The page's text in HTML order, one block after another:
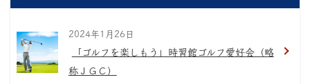
2024年1月26日
「ゴルフを楽しもう」時習館ゴルフ愛好会（略
称ＪＧＣ）